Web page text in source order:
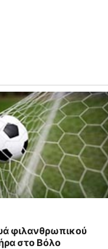
φιλανθρωπικού
στο Βόλο